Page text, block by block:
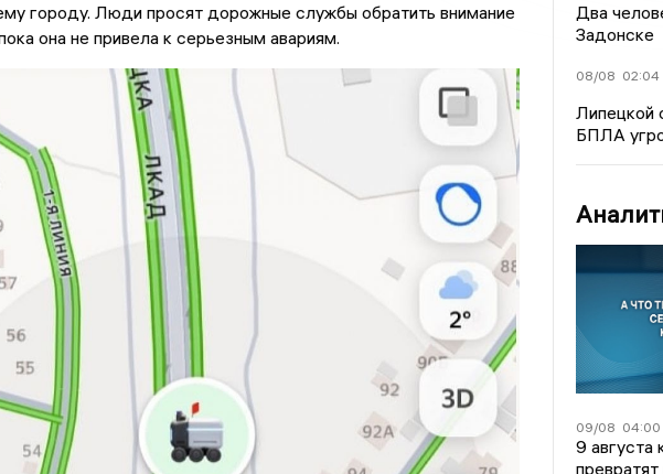
городу. Люди просят дорожные службы обратить внимание
она не привела к серьезным авариям.
Два
Задонске
08/08 02:04
Липецкой
БПЛА
09/08 04:00
9 августа